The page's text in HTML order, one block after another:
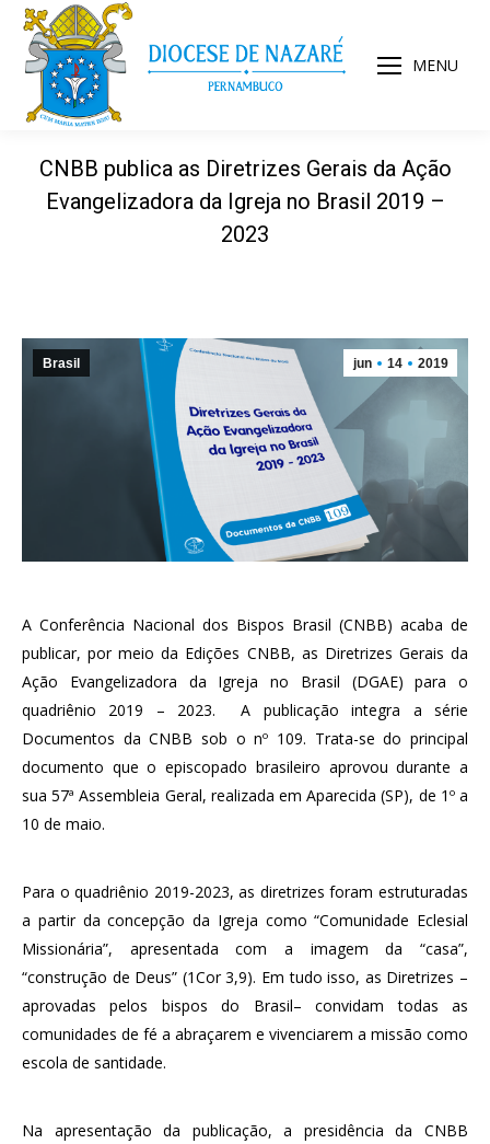
MENU
CNBB publica as Diretrizes Gerais da Ação
Evangelizadora da Igreja no Brasil 2019 –
2023
jun 14 2019
Brasil
A Conferência Nacional dos Bispos Brasil (CNBB) acaba de
publicar, por meio da Edições CNBB, as Diretrizes Gerais da
Ação Evangelizadora da Igreja no Brasil (DGAE) para o
quadriênio 2019 – 2023. A publicação integra a série
Documentos da CNBB sob o nº 109. Trata-se do principal
documento que o episcopado brasileiro aprovou durante a
sua 57ª Assembleia Geral, realizada em Aparecida (SP), de 1º a
10 de maio.
Para o quadriênio 2019-2023, as diretrizes foram estruturadas
a partir da concepção da Igreja como “Comunidade Eclesial
Missionária”, apresentada com a imagem da “casa”,
“construção de Deus” (1Cor 3,9). Em tudo isso, as Diretrizes –
aprovadas pelos bispos do Brasil– convidam todas as
comunidades de fé a abraçarem e vivenciarem a missão como
escola de santidade.
Na apresentação da publicação, a presidência da CNBB